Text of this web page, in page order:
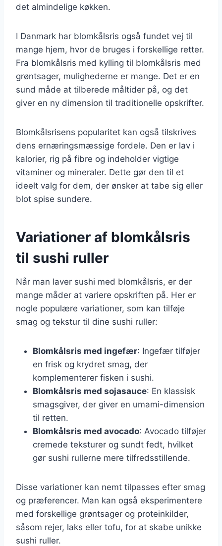
det almindelige køkken.
I Danmark har blomkålsris også fundet vej til
mange hjem, hvor de bruges i forskellige retter.
Fra blomkålsris med kylling til blomkålsris med
grøntsager, mulighederne er mange. Det er en
sund måde at tilberede måltider på, og det
giver en ny dimension til traditionelle opskrifter.
Blomkålsrisens popularitet kan også tilskrives
dens ernæringsmæssige fordele. Den er lav i
kalorier, rig på fibre og indeholder vigtige
vitaminer og mineraler. Dette gør den til et
ideelt valg for dem, der ønsker at tabe sig eller
blot spise sundere.
Variationer af blomkålsris
til sushi ruller
Når man laver sushi med blomkålsris, er der
mange måder at variere opskriften på. Her er
nogle populære variationer, som kan tilføje
smag og tekstur til dine sushi ruller:
Blomkålsris med ingefær: Ingefær tilføjer
en frisk og krydret smag, der
komplementerer fisken i sushi.
Blomkålsris med sojasauce: En klassisk
smagsgiver, der giver en umami-dimension
til retten.
Blomkålsris med avocado: Avocado tilføjer
cremede teksturer og sundt fedt, hvilket
gør sushi rullerne mere tilfredsstillende.
Disse variationer kan nemt tilpasses efter smag
og præferencer. Man kan også eksperimentere
med forskellige grøntsager og proteinkilder,
såsom rejer, laks eller tofu, for at skabe unikke
sushi ruller.